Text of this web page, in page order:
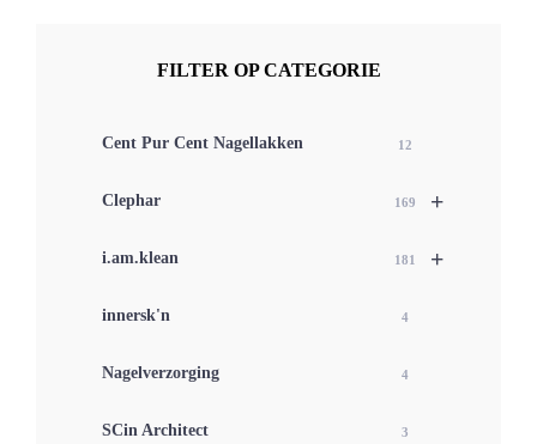
FILTER OP CATEGORIE
Cent Pur Cent Nagellakken 12
+
Clephar 169
+
i.am.klean 181
innersk'n 4
Nagelverzorging 4
SCin Architect 3